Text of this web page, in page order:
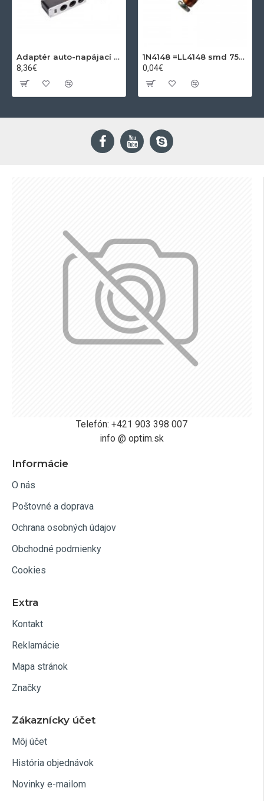
Adaptér auto-napájací 1xkon./3x zdierka- 12/24V, USB 1000mA
8,36€
1N4148 =LL4148 smd 75V,0.15A SOD80C
0,04€
Telefón: +421 903 398 007
info @ optim.sk
Informácie
O nás
Poštovné a doprava
Ochrana osobných údajov
Obchodné podmienky
Cookies
Extra
Kontakt
Reklamácie
Mapa stránok
Značky
Zákaznícky účet
Môj účet
História objednávok
Novinky e-mailom